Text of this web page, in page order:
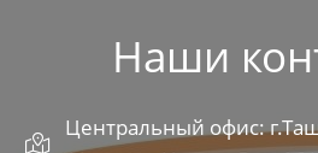
Наши
Центральный офис: